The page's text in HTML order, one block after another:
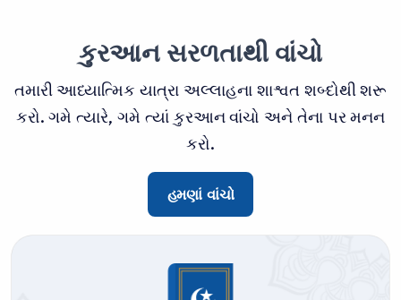
કુરઆન સરળતાથી વાંચો
તમારી આધ્યાત્મિક યાત્રા અલ્લાહના શાશ્વત શબ્દોથી શરૂ
કરો. ગમે ત્યારે, ગમે ત્યાં કુરઆન વાંચો અને તેના પર મનન
કરો.
હમણાં વાંચો